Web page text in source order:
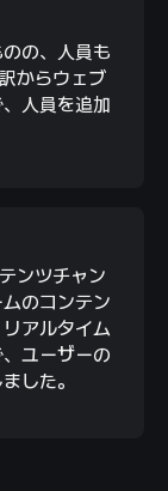
の、人員も
からウェブ
人員を追加
ンツチャン
のコンテン
アルタイム
ユーザーの
した。